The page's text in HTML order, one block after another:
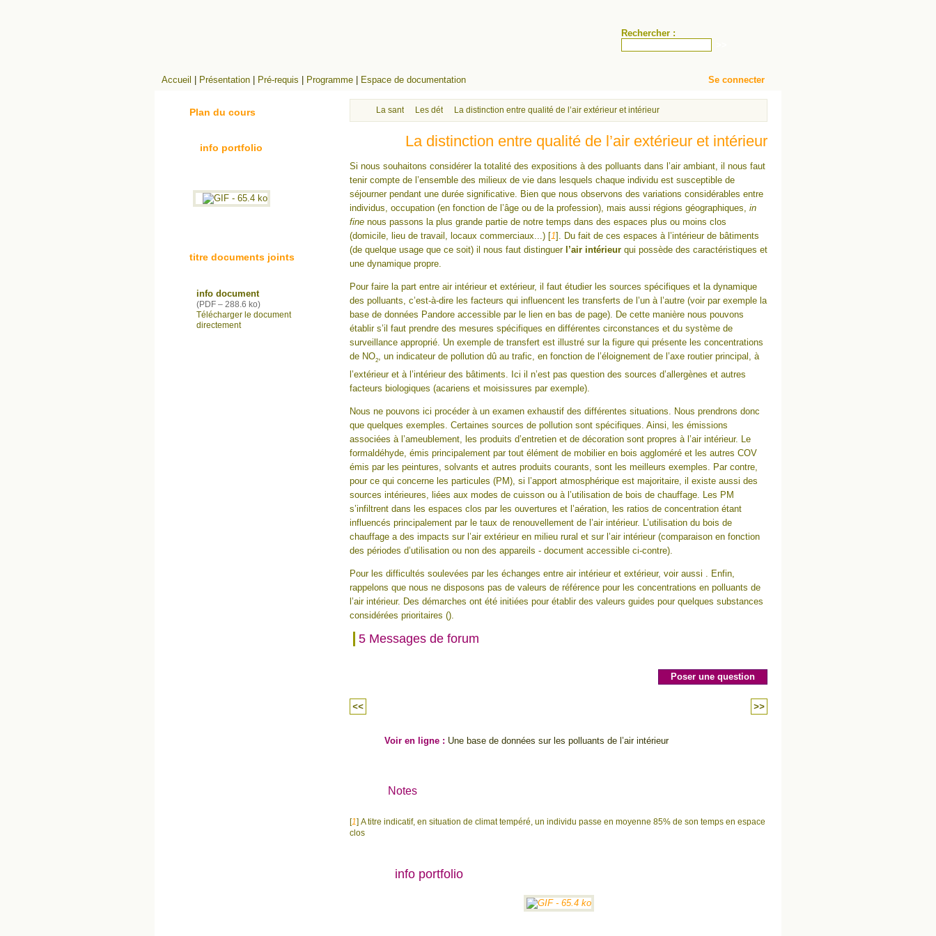
Rechercher :
Accueil Présentation Pré-requis Programme Espace de documentation Se connecter
La santé des milieux, évaluation et surveillance
Les déterminants de la qualité de l’air
La distinction entre qualité de l’air extérieur et intérieur
La distinction entre qualité de l’air extérieur et intérieur
Si nous souhaitons considérer la totalité des expositions à des polluants dans l’air ambiant, il nous faut
tenir compte de l’ensemble des milieux de vie dans lesquels chaque individu est susceptible de
séjourner pendant une durée significative. Bien que nous observons des variations considérables entre
individus, occupation (en fonction de l’âge ou de la profession), mais aussi régions géographiques, in
fine nous passons la plus grande partie de notre temps dans des espaces plus ou moins clos
(domicile, lieu de travail, locaux commerciaux...) [1]
. Du fait de ces espaces à l’intérieur de bâtiments
(de quelque usage que ce soit) il nous faut distinguer l’air intérieur qui possède des caractéristiques et
une dynamique propre.
Pour faire la part entre air intérieur et extérieur, il faut étudier les sources spécifiques et la dynamique
des polluants, c’est-à-dire les facteurs qui influencent les transferts de l’un à l’autre (voir par exemple la
base de données Pandore accessible par le lien en bas de page). De cette manière nous pouvons
établir s’il faut prendre des mesures spécifiques en différentes circonstances et du système de
surveillance approprié. Un exemple de transfert est illustré sur la figure qui présente les concentrations
de NO2
, un indicateur de pollution dû au trafic, en fonction de l’éloignement de l’axe routier principal, à
l’extérieur et à l’intérieur des bâtiments. Ici il n’est pas question des sources d’allergènes et autres
facteurs biologiques (acariens et moisissures par exemple).
Nous ne pouvons ici procéder à un examen exhaustif des différentes situations. Nous prendrons donc
que quelques exemples. Certaines sources de pollution sont spécifiques. Ainsi, les émissions
associées à l’ameublement, les produits d’entretien et de décoration sont propres à l’air intérieur. Le
formaldéhyde, émis principalement par tout élément de mobilier en bois aggloméré et les autres COV
émis par les peintures, solvants et autres produits courants, sont les meilleurs exemples. Par contre,
pour ce qui concerne les particules (PM), si l’apport atmosphérique est majoritaire, il existe aussi des
sources intérieures, liées aux modes de cuisson ou à l’utilisation de bois de chauffage. Les PM
s’infiltrent dans les espaces clos par les ouvertures et l’aération, les ratios de concentration étant
influencés principalement par le taux de renouvellement de l’air intérieur. L’utilisation du bois de
chauffage a des impacts sur l’air extérieur en milieu rural et sur l’air intérieur (comparaison en fonction
des périodes d’utilisation ou non des appareils - document accessible ci-contre).
Pour les difficultés soulevées par les échanges entre air intérieur et extérieur, voir aussi . Enfin,
rappelons que nous ne disposons pas de valeurs de référence pour les concentrations en polluants de
l’air intérieur. Des démarches ont été initiées pour établir des valeurs guides pour quelques substances
considérées prioritaires ().
5 Messages de forum
Poser une question
<< >>
Voir en ligne : Une base de données sur les polluants de l’air intérieur
Notes
[1] A titre indicatif, en situation de climat tempéré, un individu passe en moyenne 85% de son temps en espace
clos
info portfolio
Plan du cours
info portfolio
titre documents joints
info document
(PDF – 288.6 ko)
Télécharger le document
directement